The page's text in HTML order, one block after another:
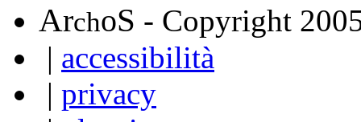
ArchoS - Copyright
| accessibilità
| privacy